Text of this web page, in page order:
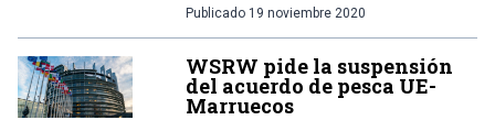
Publicado 19 noviembre 2020
WSRW pide la suspensión
del acuerdo de pesca UE-
Marruecos